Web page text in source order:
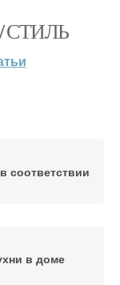
СТИЛЬ
соответствии
в доме